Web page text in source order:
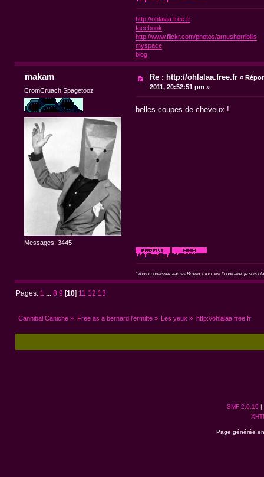
http://ohlalaa.free.fr
facebook
http://www.flickr.com/photos/arnushorribilis
myspace
blog
makam
CromCruach Spagetooz
Messages: 3445
Re : http://ohlalaa.free.fr «
2011, 20:52:51 pm »
belles coupes de cheveux !
"Vous connaissez James Brown, moi c'est l'contraire, je suis
Pages: 1 ...8 9 [10 11 12 13
Cannibal Caniche » Free as a bernard l'ermitte» Les yeux » http://ohlalaa.free.fr
SMF 2.0.19 |
Page générée